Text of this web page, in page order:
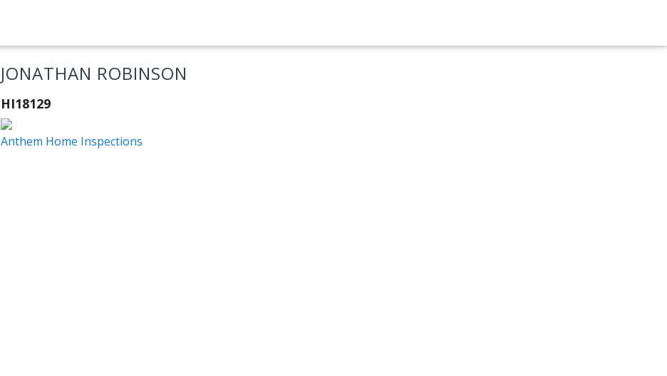
JONATHAN ROBINSON
HI18129
Anthem Home Inspections